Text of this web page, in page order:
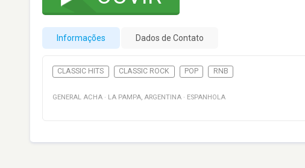
Informações Dados de Contato
CLASSIC HITS CLASSIC ROCK POP RNB
GENERAL ACHA · LA PAMPA, ARGENTINA · ESPANHOLA